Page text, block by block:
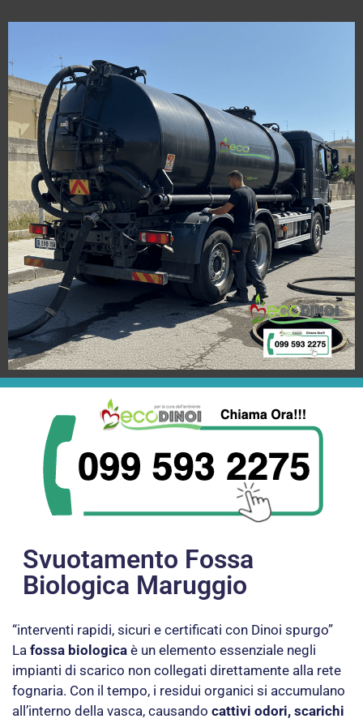
Svuotamento Fossa
Biologica Maruggio
“interventi rapidi, sicuri e certificati con Dinoi spurgo”
La fossa biologica è un elemento essenziale negli
impianti di scarico non collegati direttamente alla rete
fognaria. Con il tempo, i residui organici si accumulano
all’interno della vasca, causando cattivi odori, scarichi